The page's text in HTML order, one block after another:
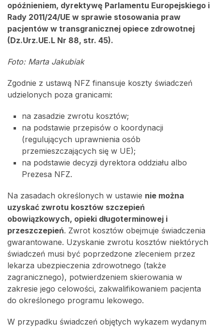
opóźnieniem, dyrektywę Parlamentu Europejskiego i
Rady 2011/24/UE w sprawie stosowania praw
pacjentów w transgranicznej opiece zdrowotnej
(Dz.Urz.UE.L Nr 88, str. 45).
Foto: Marta Jakubiak
Zgodnie z ustawą NFZ finansuje koszty świadczeń
udzielonych poza granicami:
na zasadzie zwrotu kosztów;
na podstawie przepisów o koordynacji
(regulujących uprawnienia osób
przemieszczających się w UE);
na podstawie decyzji dyrektora oddziału albo
Prezesa NFZ.
Na zasadach określonych w ustawie nie można
uzyskać zwrotu kosztów szczepień
obowiązkowych, opieki długoterminowej i
przeszczepień. Zwrot kosztów obejmuje świadczenia
gwarantowane. Uzyskanie zwrotu kosztów niektórych
świadczeń musi być poprzedzone zleceniem przez
lekarza ubezpieczenia zdrowotnego (także
zagranicznego), potwierdzeniem skierowania w
zakresie jego celowości, zakwalifikowaniem pacjenta
do określonego programu lekowego.
W przypadku świadczeń objętych wykazem wydanym